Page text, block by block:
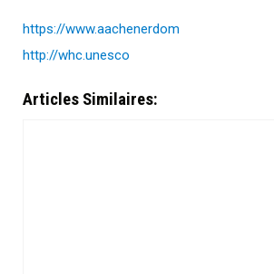
https://www.aachenerdom
http://whc.unesco
Articles Similaires: